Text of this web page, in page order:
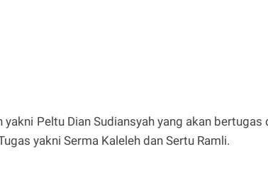
Peltu Dian Sudiansyah yang akan bertugas
yakni Serma Kaleleh dan Sertu Ramli.